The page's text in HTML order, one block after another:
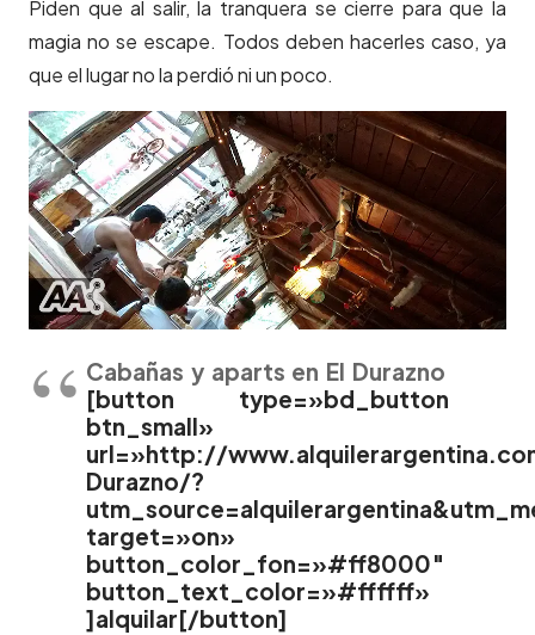
Piden que al salir, la tranquera se cierre para que la
magia no se escape. Todos deben hacerles caso, ya
que el lugar no la perdió ni un poco.
Cabañas y aparts en El Durazno
[button type=»bd_button
btn_small»
url=»http://
Durazno/?
target=»on»
button_color_fon=»#ff8000″
button_text_color=»#ffffff»
]alquilar[/button]